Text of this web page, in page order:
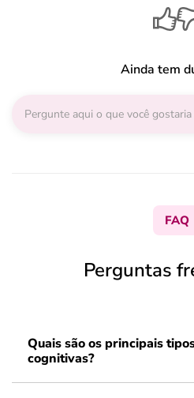
Ainda tem
FAQ
Perguntas
Quais são os principais
cognitivas?